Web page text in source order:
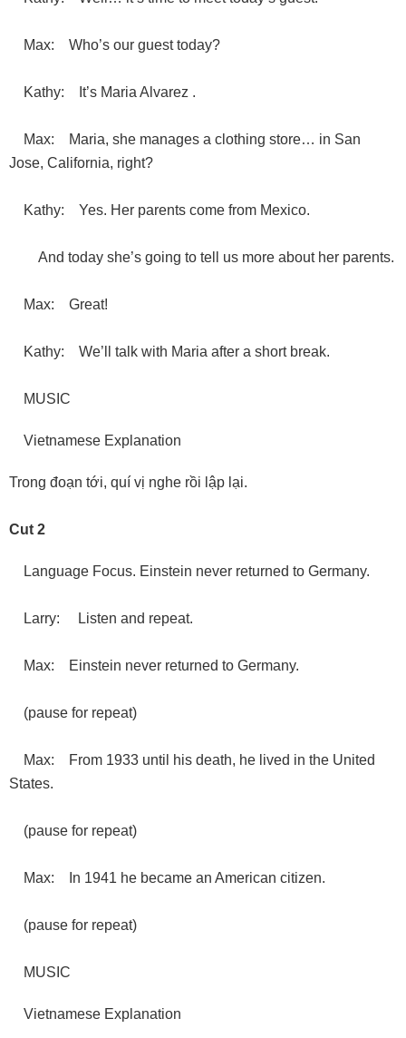
Max: Who’s our guest today?
Kathy: It’s Maria Alvarez .
Max: Maria, she manages a clothing store… in San
Jose, California, right?
Kathy: Yes. Her parents come from Mexico.
And today she’s going to tell us more about her parents.
Max: Great!
Kathy: We’ll talk with Maria after a short break.
MUSIC
Vietnamese Explanation
Trong đoạn tới, quí vị nghe rồi lập lại.
Cut 2
Language Focus. Einstein never returned to Germany.
Larry: Listen and repeat.
Max: Einstein never returned to Germany.
(pause for repeat)
Max: From 1933 until his death, he lived in the United
States.
(pause for repeat)
Max: In 1941 he became an American citizen.
(pause for repeat)
MUSIC
Vietnamese Explanation